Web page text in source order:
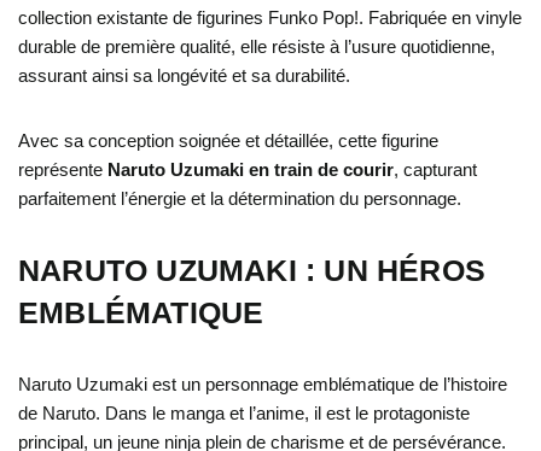
collection existante de figurines Funko Pop!. Fabriquée en vinyle
durable de première qualité, elle résiste à l’usure quotidienne,
assurant ainsi sa longévité et sa durabilité.
Avec sa conception soignée et détaillée, cette figurine
représente Naruto Uzumaki en train de courir, capturant
parfaitement l’énergie et la détermination du personnage.
NARUTO UZUMAKI : UN HÉROS
EMBLÉMATIQUE
Naruto Uzumaki est un personnage emblématique de l’histoire
de Naruto. Dans le manga et l’anime, il est le protagoniste
principal, un jeune ninja plein de charisme et de persévérance.